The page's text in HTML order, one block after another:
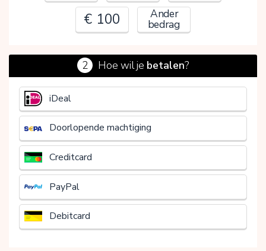
€ 100
Ander
bedrag
€
2 Hoe wil je betalen?
iDeal
Doorlopende machtiging
Creditcard
PayPal
Debitcard